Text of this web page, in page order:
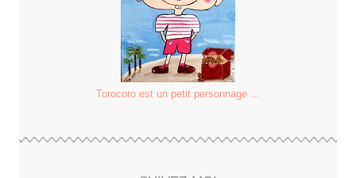
Torocoro est un petit personnage ...